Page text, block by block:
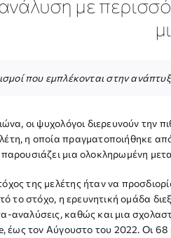
με
που εμπλέκονται στην
οι ψυχολόγοι διερευνούν την
η οποία πραγματοποιήθηκε
παρουσιάζει μια ολοκληρωμένη
της μελέτης ήταν να
το στόχο, η ερευνητική ομάδα
αναλύσεις, καθώς και μια
έως τον Αύγουστο του 2022. Οι